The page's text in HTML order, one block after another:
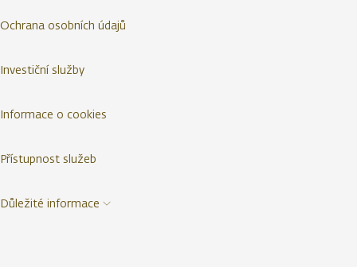
Ochrana osobních údajů
Investiční služby
Informace o cookies
Přístupnost služeb
Důležité informace